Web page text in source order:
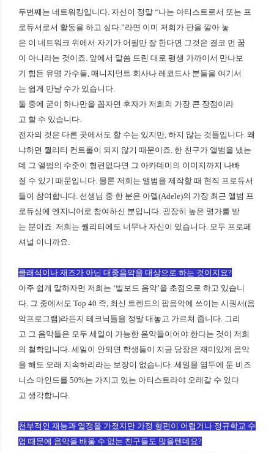
두번째는 네트워킹입니다. 자신이 정말 “나는 아티스트로서 또는 프
로듀서로서 활동을 하고 싶다.”라면 이미 저희가 판을 깔아 놓
은 이 네트워크 위에서 자기가 어필만 잘 한다면 그것은 결코 먼 꿈
이 아니라는 것이죠. 앞에서 말씀 드린 대로 평생 가까이서 만나보
기 힘든 유명 가수들, 매니지먼트 회사나 레코드사 분들을 여기서
는 쉽게 만날 수가 있습니다.
둘 중에 굳이 하나만을 꼽자면 후자가 저희의 가장 큰 장점이라
고 할 수 있습니다.
전자의 것은 다른 곳에서도 할 수는 있지만, 하지 않는 것들입니다. 왜
냐하면 퀄리티 컨트롤이 되지 않기 때문이죠. 한 친구가 앨범을 냈는
데 그 앨범의 수준이 형편없다면 그 아카데미의 이미지까지 나빠
질 수 있기 때문입니다. 물론 저희는 앨범을 제작할 때 현직 프로듀서
들이 참여합니다. 선생님 중 한 분은 아델(Adele)의 가장 최근 앨범 프
로듀싱에 엔지니어로 참여하신 분입니다. 굉장히 높은 평가를 받
는 분이죠. 저희는 퀄리티에도 너무나 자신이 있습니다. 모두 프로페
셔널 이니까요.
클래식이나 재즈가 아닌 대중음악을 대상으로 하는 것이지요?
아주 쉽게 말하자면 저희는 ‘빌보드 음악’을 초점으로 하고 있습니
다. 그 중에서도 Top 40 즉, 최신 트렌드의 팝음악에 쓰이는 시퀀서(음
악프로그램)라든지 테크닉들을 정말 대놓고 가르쳐 줍니다. 그리
고 그 음악들은 모두 세일이 가능한 음악들이어야 한다는 것이 저희
의 철학입니다. 세일이 안되면 학생들이 지금 당장은 재미있게 음악
을 해도 오래 지속하리라는 보장이 없습니다. 세일을 염두에 둔 비즈
니스 마인드를 50%는 가지고 있는 아티스트라야 오래갈 수 있다
고 생각합니다.
천부적인 재능과 열정을 가졌지만 가정 형편이 어렵거나 정규학교 수
업 때문에 음악을 배울 수 없는 친구들도 많을텐데요?